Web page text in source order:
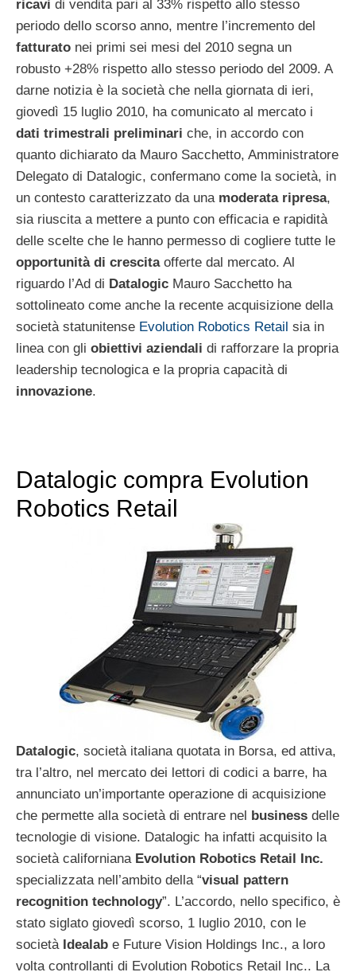
ricavi di vendita pari al 33% rispetto allo stesso
periodo dello scorso anno, mentre l’incremento del
fatturato nei primi sei mesi del 2010 segna un
robusto +28% rispetto allo stesso periodo del 2009. A
darne notizia è la società che nella giornata di ieri,
giovedì 15 luglio 2010, ha comunicato al mercato i
dati trimestrali preliminari che, in accordo con
quanto dichiarato da Mauro Sacchetto, Amministratore
Delegato di Datalogic, confermano come la società, in
un contesto caratterizzato da una moderata ripresa,
sia riuscita a mettere a punto con efficacia e rapidità
delle scelte che le hanno permesso di cogliere tutte le
opportunità di crescitaofferte dal mercato. Al
riguardo l’Ad di Datalogic Mauro Sacchetto ha
sottolineato come anche la recente acquisizione della
società statunitense Evolution Robotics Retail sia in
linea con gli obiettivi aziendali di rafforzare la propria
leadership tecnologica e la propria capacità di
innovazione.
Datalogic compra Evolution
Robotics Retail
Datalogic, società italiana quotata in Borsa, ed attiva,
tra l’altro, nel mercato dei lettori di codici a barre, ha
annunciato un’importante operazione di acquisizione
che permette alla società di entrare nel business delle
tecnologie di visione. Datalogic ha infatti acquisito la
società californiana Evolution Robotics Retail Inc.
specializzata nell’ambito della “visual pattern
recognition technology”. L’accordo, nello specifico, è
stato siglato giovedì scorso, 1 luglio 2010, con le
società Idealab e Future Vision Holdings Inc., a loro
volta controllanti di Evolution Robotics Retail Inc.. La